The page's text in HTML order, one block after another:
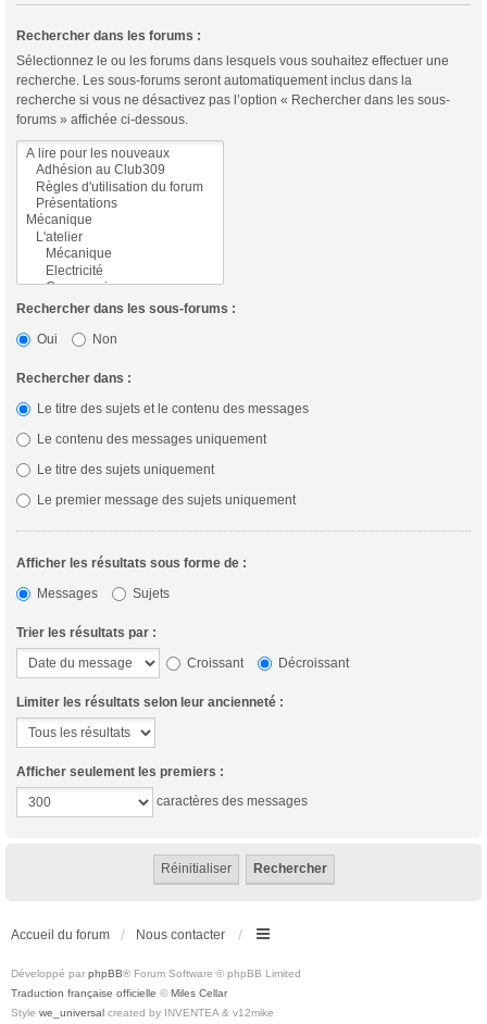
Rechercher dans les forums :
Sélectionnez le ou les forums dans lesquels vous souhaitez effectuer une
recherche. Les sous-forums seront automatiquement inclus dans la
recherche si vous ne désactivez pas l’option « Rechercher dans les sous-
forums » affichée ci-dessous.
Rechercher dans les sous-forums :
Oui
Non
Rechercher dans :
Le titre des sujets et le contenu des messages
Le contenu des messages uniquement
Le titre des sujets uniquement
Le premier message des sujets uniquement
Afficher les résultats sous forme de :
Messages
Sujets
Trier les résultats par :
Croissant
Décroissant
Limiter les résultats selon leur ancienneté :
Afficher seulement les premiers :
caractères des messages
Accueil du forum Nous contacter
Développé par phpBB® Forum Software © phpBB Limited
Traduction française officielle © Miles Cellar
Style we_universal created by INVENTEA & v12mike